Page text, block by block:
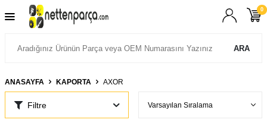
ARA
0
ANASAYFA KAPORTA AXOR
Filtre